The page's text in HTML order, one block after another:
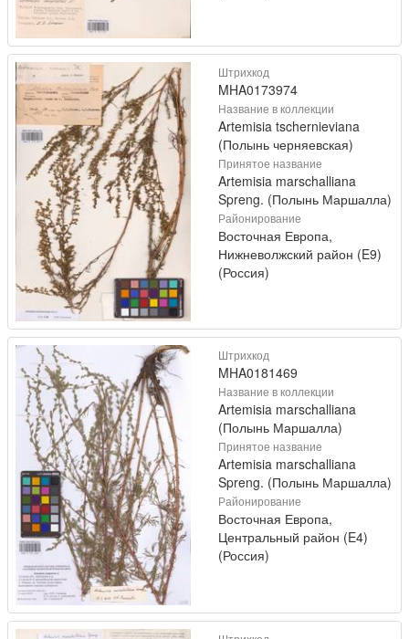
Штрихкод
MHA0173974
Название в коллекции
Artemisia tschernieviana
(Полынь черняевская)
Принятое название
Artemisia marschalliana
Spreng. (Полынь Маршалла)
Районирование
Восточная Европа,
Нижневолжский район (E9)
(Россия)
Штрихкод
MHA0181469
Название в коллекции
Artemisia marschalliana
(Полынь Маршалла)
Принятое название
Artemisia marschalliana
Spreng. (Полынь Маршалла)
Районирование
Восточная Европа,
Центральный район (E4)
(Россия)